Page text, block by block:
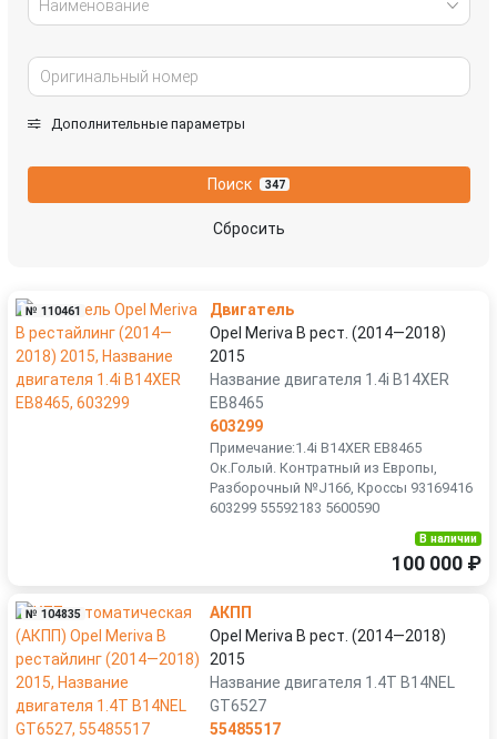
Наименование
Дополнительные параметры
Поиск 347
Сбросить
№ 110461
Двигатель
Opel Meriva B рест. (2014—2018)
2015
Название двигателя 1.4i B14XER
EB8465
603299
Примечание:1.4i B14XER EB8465
Ок.Голый. Контратный из Европы,
Разборочный №J166, Кроссы 93169416
603299 55592183 5600590
В наличии
100 000 ₽
№ 104835
АКПП
Opel Meriva B рест. (2014—2018)
2015
Название двигателя 1.4T B14NEL
GT6527
55485517